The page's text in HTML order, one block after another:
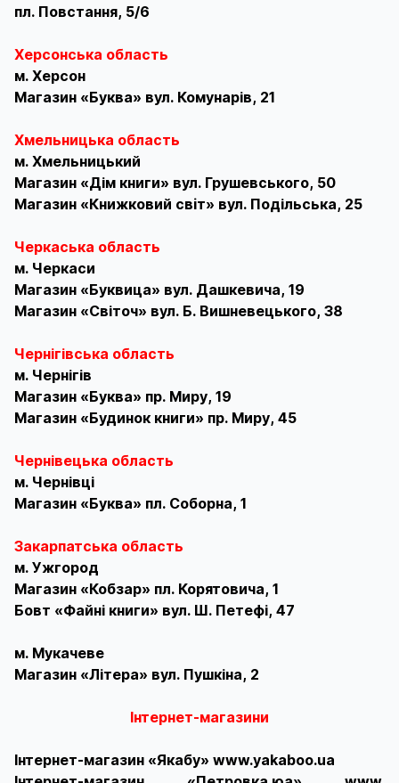
пл. Повстання, 5/6
Херсонська область
м. Херсон
Магазин «Буква» вул. Комунарів, 21
Хмельницька область
м. Хмельницький
Магазин «Дім книги» вул. Грушевського, 50
Магазин «Книжковий свiт» вул. Подільська, 25
Черкаська область
м. Черкаси
Магазин «Буквица» вул. Дашкевича, 19
Магазин «Світоч» вул. Б. Вишневецького, 38
Чернігівська область
м. Чернігів
Магазин «Буква» пр. Миру, 19
Магазин «Будинок книги» пр. Миру, 45
Чернівецька область
м. Чернівці
Магазин «Буква» пл. Соборна, 1
Закарпатська область
м. Ужгород
Магазин «Кобзар» пл. Корятовича, 1
Бовт «Файні книги» вул. Ш. Петефі, 47
м. Мукачеве
Магазин «Літера» вул. Пушкіна, 2
Інтернет-магазини
Інтернет-магазин «Якабу» www.yakaboo.ua